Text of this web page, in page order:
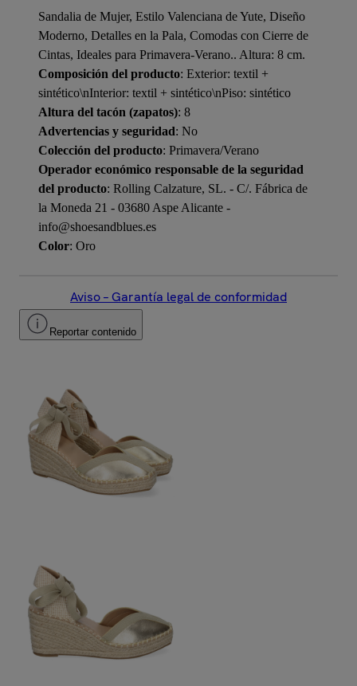
Sandalia de Mujer, Estilo Valenciana de Yute, Diseño
Moderno, Detalles en la Pala, Comodas con Cierre de
Cintas, Ideales para Primavera-Verano.. Altura: 8 cm.
Composición del producto: Exterior: textil +
sintético\nInterior: textil + sintético\nPiso: sintético
Altura del tacón (zapatos): 8
Advertencias y seguridad: No
Colección del producto: Primavera/Verano
Operador económico responsable de la seguridad
del producto: Rolling Calzature, SL. - C/. Fábrica de
la Moneda 21 - 03680 Aspe Alicante -
info@shoesandblues.es
Color: Oro
Aviso – Garantía legal de conformidad
Reportar contenido